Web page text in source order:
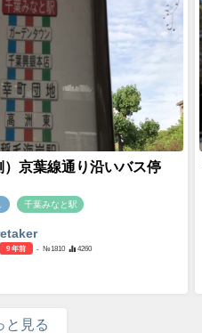
京葉線通り沿いバス停
千葉みなと駅
9 年前 - №1810 4260
と見る